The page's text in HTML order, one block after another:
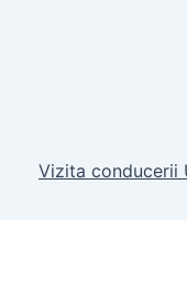
Vizita conducerii